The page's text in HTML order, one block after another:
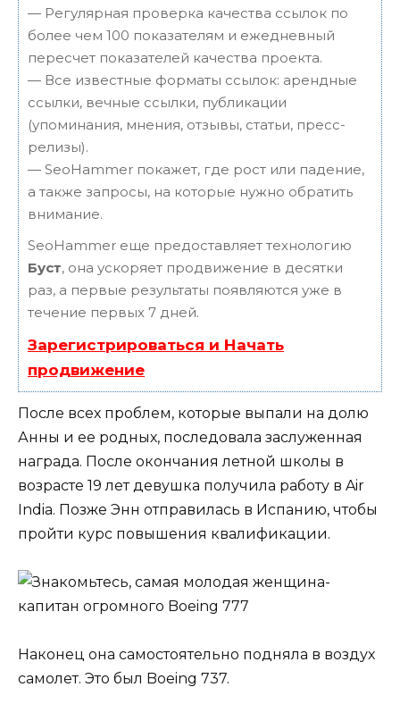
— Регулярная проверка качества ссылок по
более чем 100 показателям и ежедневный
пересчет показателей качества проекта.
— Все известные форматы ссылок: арендные
ссылки, вечные ссылки, публикации
(упоминания, мнения, отзывы, статьи, пресс-
релизы).
— SeoHammer покажет, где рост или падение,
а также запросы, на которые нужно обратить
внимание.
SeoHammer еще предоставляет технологию
Буст, она ускоряет продвижение в десятки
раз, а первые результаты появляются уже в
течение первых 7 дней.
Зарегистрироваться и Начать
продвижение
После всех проблем, которые выпали на долю
Анны и ее родных, последовала заслуженная
награда. После окончания летной школы в
возрасте 19 лет девушка получила работу в Air
India. Позже Энн отправилась ​​в Испанию, чтобы
пройти курс повышения квалификации.
Наконец она самостоятельно подняла в воздух
самолет. Это был Boeing 737.